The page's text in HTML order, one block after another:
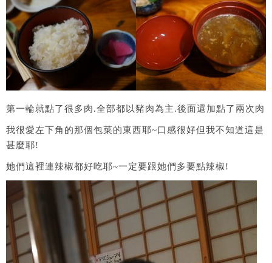
第一輪就點了很多肉.全部都以豬肉為主.後面還加點了兩次肉
我很愛左下角的那個包菜的東西耶~口感很好但我不知道這是
甚麼耶!
她們這裡連辣椒都好吃耶~一定要跟她們多要點辣椒!